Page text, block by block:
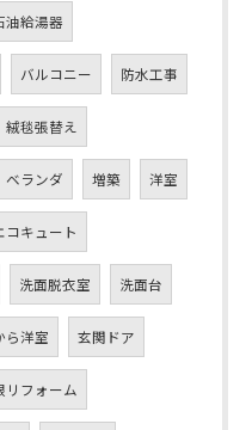
油給湯器
バルコニー 防水工事
絨毯張替え
ベランダ 増築 洋室
コキュート
洗面脱衣室 洗面台
ら洋室 玄関ドア
リフォーム